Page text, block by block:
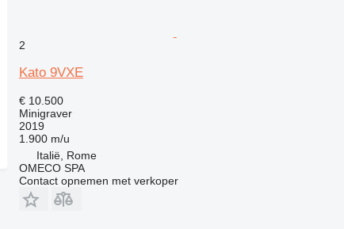
2
Kato 9VXE
€ 10.500
Minigraver
2019
1.900 m/u
Italië, Rome
OMECO SPA
Contact opnemen met verkoper